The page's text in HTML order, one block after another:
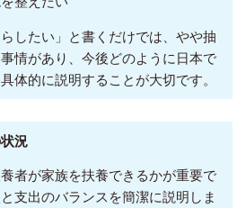
したい」と書くだけでは、やや抽
情があり、今後どのように日本で
体的に説明することが大切です。
況
者が家族を扶養できるかが重要で
支出のバランスを簡潔に説明しま